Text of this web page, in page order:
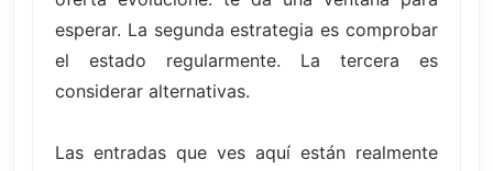
esperar. La segunda estrategia es comprobar
el estado regularmente. La tercera es
considerar alternativas.
Las entradas que ves aquí están realmente